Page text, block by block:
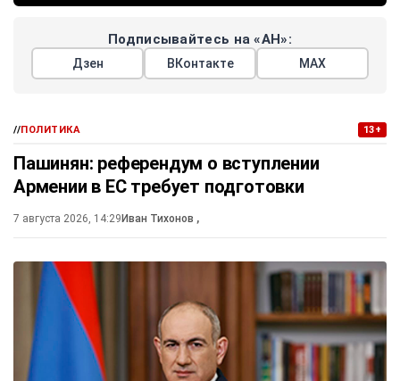
Подписывайтесь на «АН»:
Дзен ВКонтакте МАХ
//ПОЛИТИКА 13+
Пашинян: референдум о вступлении
Армении в ЕС требует подготовки
7 августа 2026, 14:29Иван Тихонов ,